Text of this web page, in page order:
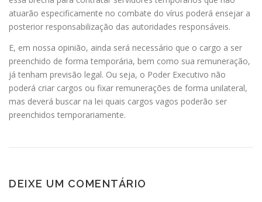
atuarão especificamente no combate do vírus poderá ensejar a
posterior responsabilização das autoridades responsáveis.
E, em nossa opinião, ainda será necessário que o cargo a ser
preenchido de forma temporária, bem como sua remuneração,
já tenham previsão legal. Ou seja, o Poder Executivo não
poderá criar cargos ou fixar remunerações de forma unilateral,
mas deverá buscar na lei quais cargos vagos poderão ser
preenchidos temporariamente.
DEIXE UM COMENTÁRIO